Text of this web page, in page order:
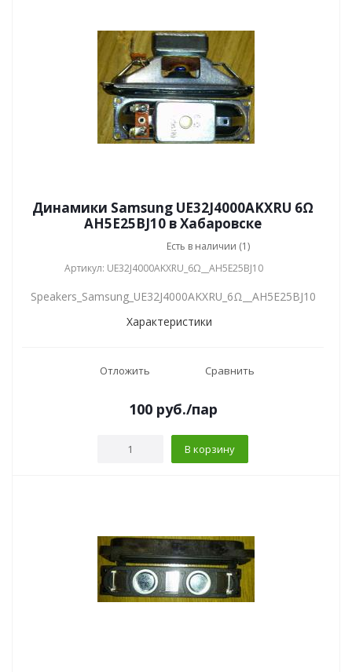
Динамики Samsung UE32J4000AKXRU 6Ω
AH5E25BJ10 в Хабаровске
Есть в наличии (1)
Артикул: UE32J4000AKXRU_6Ω__AH5E25BJ10
Speakers_Samsung_UE32J4000AKXRU_6Ω__AH5E25BJ10
Характеристики
Отложить Сравнить
100 руб./пар
В корзину